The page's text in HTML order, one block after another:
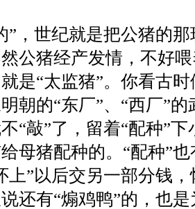
”，世纪就是把公猪的
公猪经产发情，不好
是“太监猪”。你看古
朝的“东厂”、“西厂”
“敲”了，留着“配种”
给母猪配种的。“配种”
上”以后交另一部分钱
还有“煽鸡鸭”的，也